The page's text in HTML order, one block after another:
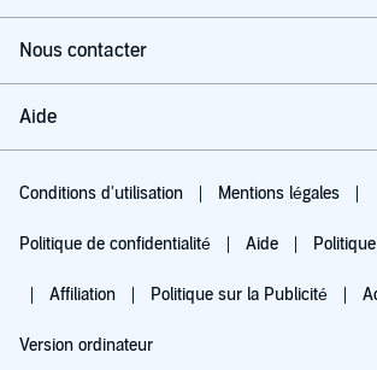
Nous contacter
Aide
Conditions d'utilisation Mentions légales
Politique de confidentialité Aide
Affiliation Politique sur la Publicité
Version ordinateur